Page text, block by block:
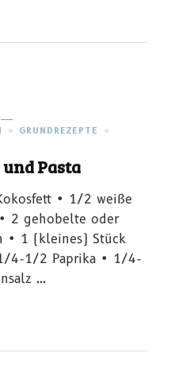
GRUNDREZEPTE
Pasta
• 1/2 weiße
2 gehobelte oder
• 1 (kleines) Stück
4-1/2 Paprika • 1/4-
…